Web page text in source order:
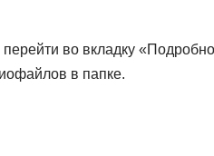
во вкладку
в папке.